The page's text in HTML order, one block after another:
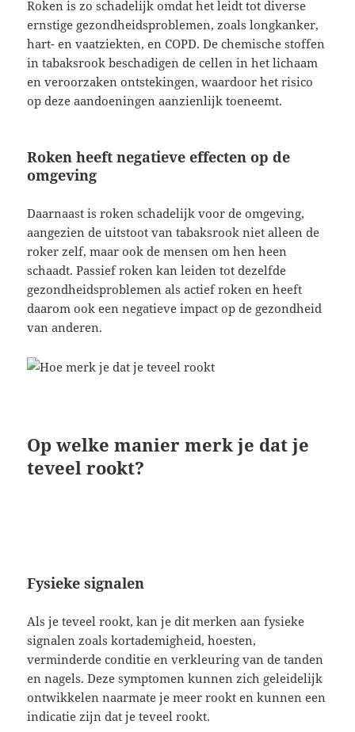
Roken is zo schadelijk omdat het leidt tot diverse
ernstige gezondheidsproblemen, zoals longkanker,
hart- en vaatziekten, en COPD. De chemische stoffen
in tabaksrook beschadigen de cellen in het lichaam
en veroorzaken ontstekingen, waardoor het risico
op deze aandoeningen aanzienlijk toeneemt.
Roken heeft negatieve effecten op de
omgeving
Daarnaast is roken schadelijk voor de omgeving,
aangezien de uitstoot van tabaksrook niet alleen de
roker zelf, maar ook de mensen om hen heen
schaadt. Passief roken kan leiden tot dezelfde
gezondheidsproblemen als actief roken en heeft
daarom ook een negatieve impact op de gezondheid
van anderen.
Op welke manier merk je dat je
teveel rookt?
Fysieke signalen
Als je teveel rookt, kan je dit merken aan fysieke
signalen zoals kortademigheid, hoesten,
verminderde conditie en verkleuring van de tanden
en nagels. Deze symptomen kunnen zich geleidelijk
ontwikkelen naarmate je meer rookt en kunnen een
indicatie zijn dat je teveel rookt.